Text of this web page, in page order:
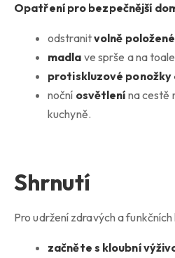
Opatření pro bezpečnější
odstranitvolně
madla ve sprše a na
protiskluzové ponožky
noční osvětlení na cestě
kuchyně.
Shrnutí
Pro udržení zdravých a funkčních
začněte s kloubní